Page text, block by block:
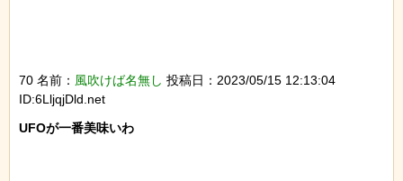
70 名前： 風吹けば名無し 投稿日：2023/05/15 12:13:04
ID:6LljqjDld.net
UFOが一番美味いわ